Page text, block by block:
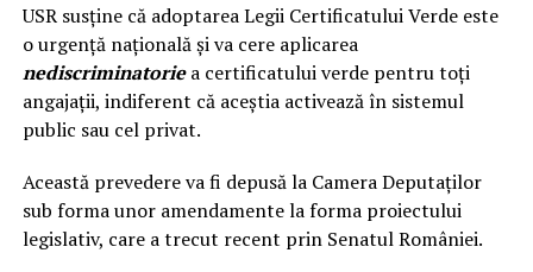
USR susţine că adoptarea Legii Certificatului Verde este
o urgenţă naţională şi va cere aplicarea
nediscriminatoriea certificatului verde pentru toţi
angajaţii, indiferent că aceştia activează în sistemul
public sau cel privat.
Această prevedere va fi depusă la Camera Deputaţilor
sub forma unor amendamente la forma proiectului
legislativ, care a trecut recent prin Senatul României.